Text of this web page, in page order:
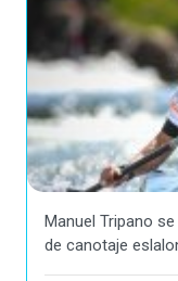
Manuel Tripano
de canotaje